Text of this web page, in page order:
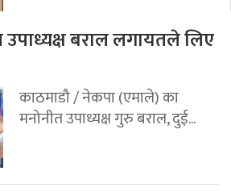
बराल लगायतले लिए
काठमाडौ / नेकपा (एमाले) का
मनोनीत उपाध्यक्ष गुरु बराल, दुई...